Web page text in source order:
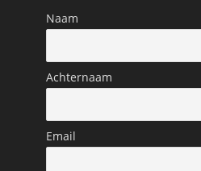
Naam
Achternaam
Email